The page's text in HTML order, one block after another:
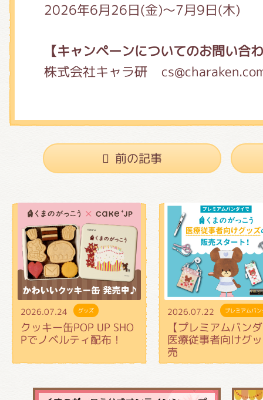
2026年6月26日(金)～7月9日(木)
【キャンペーンについてのお問い合
株式会社キャラ研
前の記事
2026.07.24 グッズ
クッキー缶POP UP SHO
Pでノベルティ配布！
2026.07.22 プレミアムバ
【プレミアムバン
医療従事者向けグ
売